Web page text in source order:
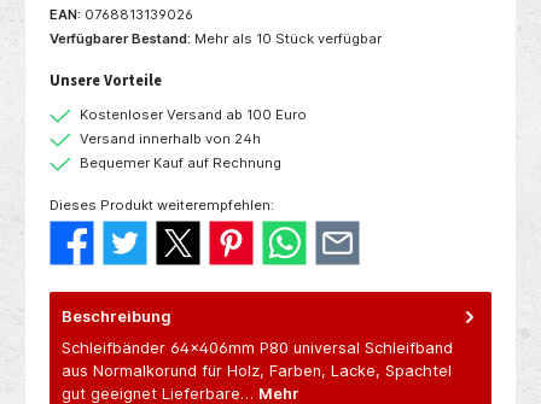
EAN: 0768813139026
Verfügbarer Bestand: Mehr als 10 Stück verfügbar
Unsere Vorteile
Kostenloser Versand ab 100 Euro
Versand innerhalb von 24h
Bequemer Kauf auf Rechnung
Dieses Produkt weiterempfehlen:
Beschreibung
Schleifbänder 64x406mm P80 universal Schleifband
aus Normalkorund für Holz, Farben, Lacke, Spachtel
gut geeignet Lieferbare… Mehr